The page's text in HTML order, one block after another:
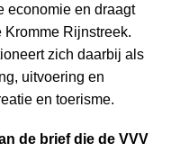
economie en draagt
Kromme Rijnstreek.
zich daarbij als
uitvoering en
en toerisme.
de brief die de VVV